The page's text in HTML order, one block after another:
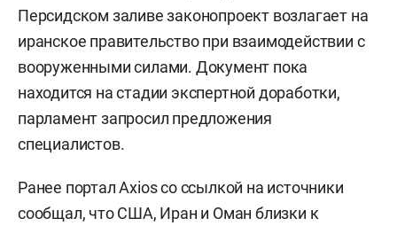
Персидском заливе законопроект возлагает на
иранское правительство при взаимодействии с
вооруженными силами. Документ пока
находится на стадии экспертной доработки,
парламент запросил предложения
специалистов.
Ранее портал Axios со ссылкой на источники
сообщал, что США, Иран и Оман близки к